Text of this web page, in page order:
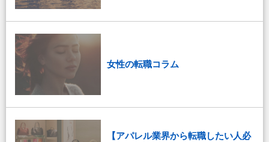
女性の転職コラム
【アパレル業界から転職したい人必